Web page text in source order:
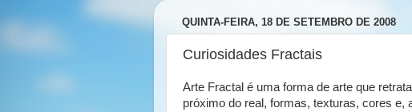
QUINTA-FEIRA, 18 DE SETEMBRO DE 2008
Curiosidades Fractais
Arte Fractal é uma forma de arte que
próximo do real, formas, texturas, cores e,